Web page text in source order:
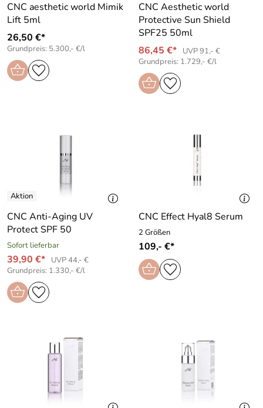
CNC aesthetic world Mimik
Lift 5ml
26,50 €*
Grundpreis: 5.300,- €/l
CNC Aesthetic world
Protective Sun Shield
SPF25 50ml
86,45 €*
UVP 91,- €
Grundpreis: 1.729,- €/l
CNC Anti-Aging UV
Protect SPF 50
Sofort lieferbar
39,90 €*
UVP 44,- €
Grundpreis: 1.330,- €/l
CNC Effect Hyal8 Serum
2 Größen
109,- €*